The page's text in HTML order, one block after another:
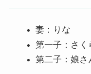
妻：りな
第一子：さく
第二子：娘さ